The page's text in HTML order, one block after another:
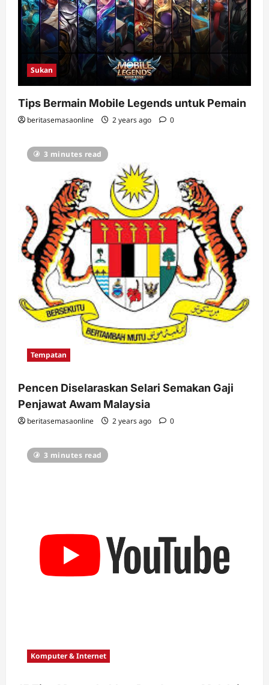
Sukan
Tips Bermain Mobile Legends untuk Pemain
beritasemasaonline 2 years ago 0
3 minutes read
Tempatan
Pencen Diselaraskan Selari Semakan Gaji
Penjawat Awam Malaysia
beritasemasaonline 2 years ago 0
3 minutes read
Komputer & Internet